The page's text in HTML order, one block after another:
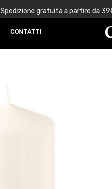
CONTATTI
Spedizione gratuita a partire da